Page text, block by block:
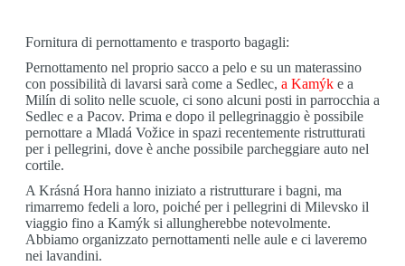
Fornitura di pernottamento e trasporto bagagli:
Pernottamento nel proprio sacco a pelo e su un materassino
con possibilità di lavarsi sarà come a Sedlec, a Kamýk e a
Milín di solito nelle scuole, ci sono alcuni posti in parrocchia a
Sedlec e a Pacov. Prima e dopo il pellegrinaggio è possibile
pernottare a Mladá Vožice in spazi recentemente ristrutturati
per i pellegrini, dove è anche possibile parcheggiare auto nel
cortile.
A Krásná Hora hanno iniziato a ristrutturare i bagni, ma
rimarremo fedeli a loro, poiché per i pellegrini di Milevsko il
viaggio fino a Kamýk si allungherebbe notevolmente.
Abbiamo organizzato pernottamenti nelle aule e ci laveremo
nei lavandini.